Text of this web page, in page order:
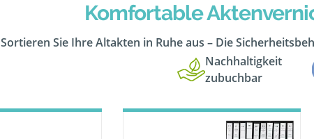
Komfortable
Sortieren Sie Ihre Altakten in Ruhe aus – Die
Nachhaltigkeit
zubuchbar